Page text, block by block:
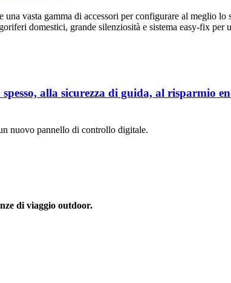
vasta gamma di accessori per configurare al meglio lo
domestici, grande silenziosità e sistema easy-fix per
alla sicurezza di guida, al risparmio
nuovo pannello di controllo digitale.
di viaggio outdoor.